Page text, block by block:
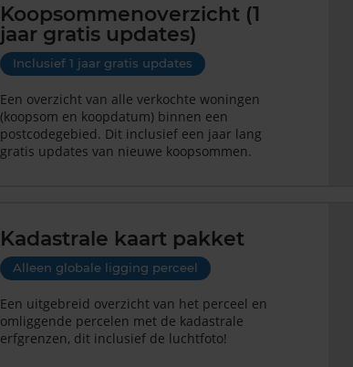
Koopsommenoverzicht (1
jaar gratis updates)
Inclusief 1 jaar gratis updates
Een overzicht van alle verkochte woningen
(koopsom en koopdatum) binnen een
postcodegebied. Dit inclusief een jaar lang
gratis updates van nieuwe koopsommen.
Kadastrale kaart pakket
Alleen globale ligging perceel
Een uitgebreid overzicht van het perceel en
omliggende percelen met de kadastrale
erfgrenzen, dit inclusief de luchtfoto!